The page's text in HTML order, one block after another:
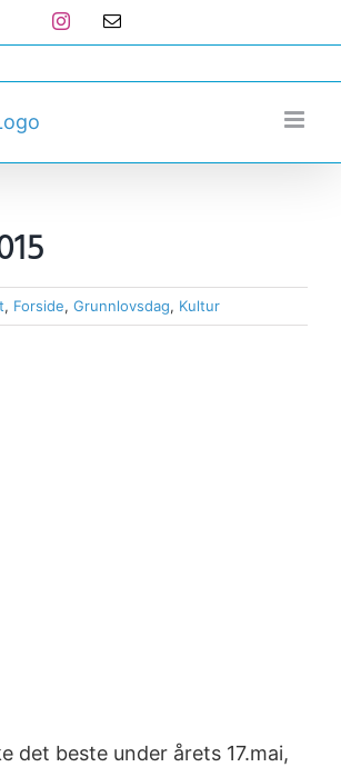
Instagram
E-
, Forside, Grunnlovsdag, Kultur
det beste under årets 17.mai,